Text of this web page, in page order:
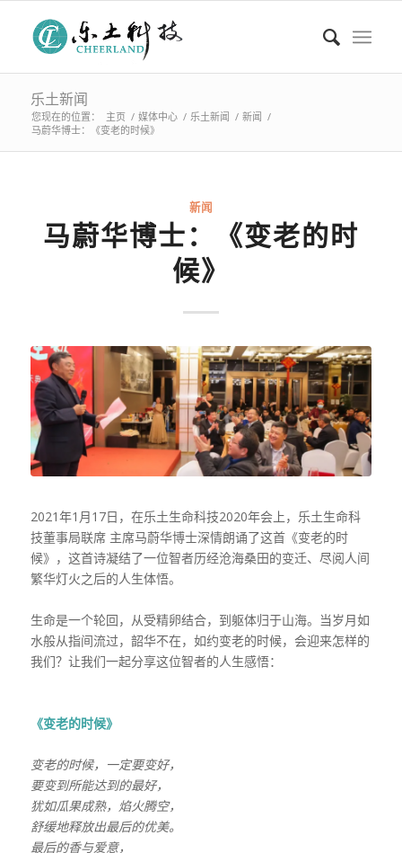
乐土新闻
您现在的位置： 主页 / 媒体中心 / 乐土新闻 / 新闻 /
马蔚华博士：《变老的时候》
新闻
马蔚华博士：《变老的时
候》
2021年1月17日，在乐土生命科技2020年会上，乐土生命科
技董事局联席 主席马蔚华博士深情朗诵了这首《变老的时
候》 ，这首诗凝结了一位智者历经沧海桑田的变迁、尽阅人间
繁华灯火之后的人生体悟。
生命是一个轮回，从受精卵结合，到躯体归于山海。当岁月如
水般从指间流过，韶华不在，如约变老的时候，会迎来怎样的
我们？让我们一起分享这位智者的人生感悟：
《变老的时候》
变老的时候，一定要变好，
要变到所能达到的最好，
犹如瓜果成熟，焰火腾空，
舒缓地释放出最后的优美。
最后的香与爱意，